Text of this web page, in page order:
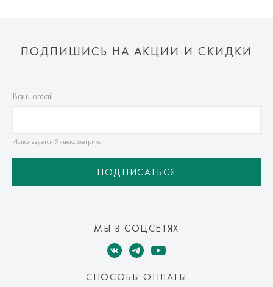
ПОДПИШИСЬ НА АКЦИИ И СКИДКИ
Ваш email
Используется Яндекс метрика
ПОДПИСАТЬСЯ
МЫ В СОЦСЕТЯХ
СПОСОБЫ ОПЛАТЫ